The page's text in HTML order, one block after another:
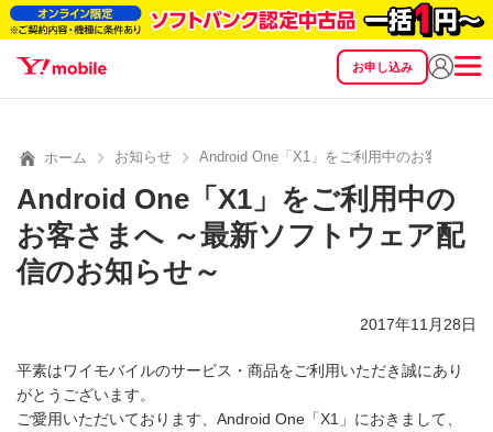
お申し込み
SEARCH
ホーム お知らせ Android One「X1」をご利用中のお客さまへ
Android One「X1」をご利用中の
お客さまへ ～最新ソフトウェア配
信のお知らせ～
2017年11月28日
平素はワイモバイルのサービス・商品をご利用いただき誠にあり
がとうございます。
ご愛用いただいております、Android One「X1」におきまして、